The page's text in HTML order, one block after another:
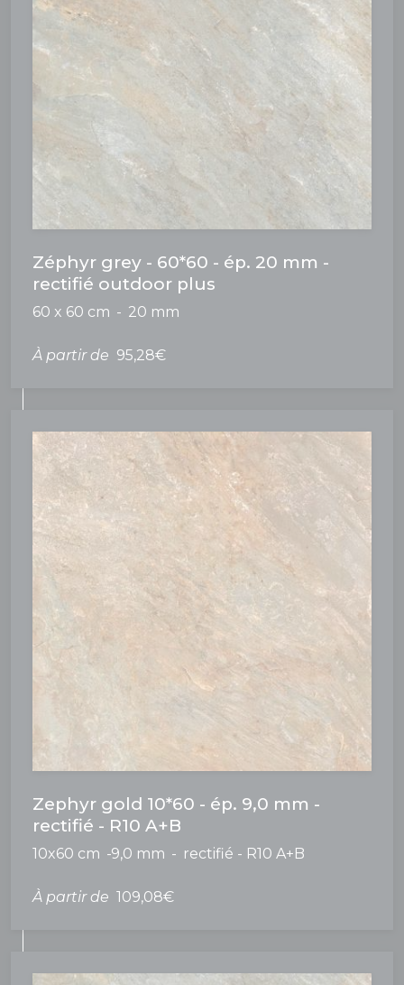
Zéphyr grey - 60*60 - ép. 20 mm -
rectifié outdoor plus
60 x 60 cm 20 mm
À partir de 95,28€
Zephyr gold 10*60 - ép. 9,0 mm -
rectifié - R10 A+B
10x60 cm 9,0 mm rectifié - R10 A+B
À partir de 109,08€